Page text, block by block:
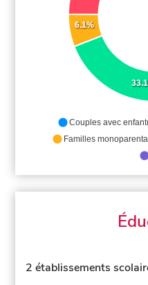
6.1%
Couples avec
Familles
2 établissements